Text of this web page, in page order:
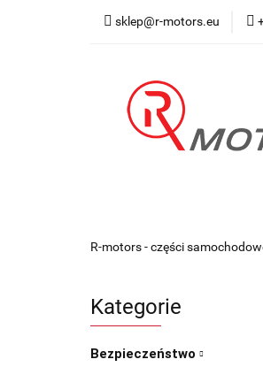
sklep@r-motors.eu
R-motors - części
Kategorie
Bezpieczeństwo